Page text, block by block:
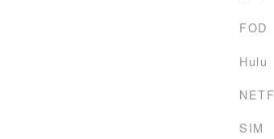
FOD
Hulu
SIM